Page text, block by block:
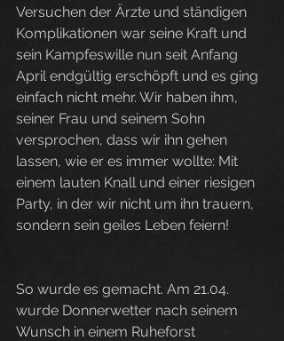
Versuchen der Ärzte und ständigen
Komplikationen war seine Kraft und
sein Kampfeswille nun seit Anfang
April endgültig erschöpft und es ging
einfach nicht mehr. Wir haben ihm,
seiner Frau und seinem Sohn
versprochen, dass wir ihn gehen
lassen, wie er es immer wollte: Mit
einem lauten Knall und einer riesigen
Party, in der wir nicht um ihn trauern,
sondern sein geiles Leben feiern!
So wurde es gemacht. Am 21.04.
wurde Donnerwetter nach seinem
Wunsch in einem Ruheforst